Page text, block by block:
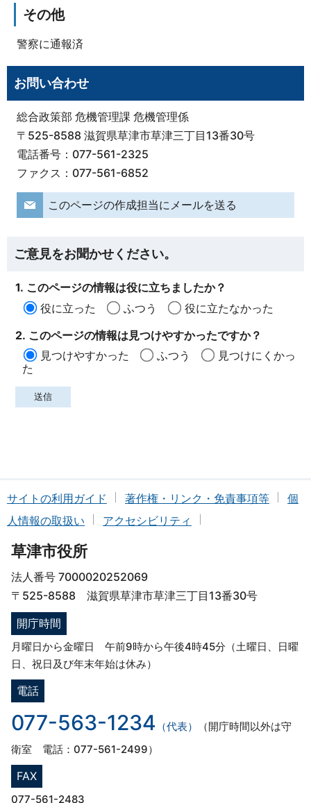
その他
警察に通報済
お問い合わせ
総合政策部 危機管理課 危機管理係
〒525-8588 滋賀県草津市草津三丁目13番30号
電話番号：077-561-2325
ファクス：077-561-6852
このページの作成担当にメールを送る
ご意見をお聞かせください。
1. このページの情報は役に立ちましたか？
役に立った
ふつう
役に立たなかった
2. このページの情報は見つけやすかったですか？
見つけやすかった
ふつう
見つけにくかっ
た
サイトの利用ガイド 著作権・リンク・免責事項等
個
人情報の取扱い
アクセシビリティ
草津市役所
法人番号 7000020252069
〒525-8588 滋賀県草津市草津三丁目13番30号
開庁時間
月曜日から金曜日 午前9時から午後4時45分（土曜日、日曜
日、祝日及び年末年始は休み）
電話
077-563-1234 （代表）
（開庁時間以外は守
衛室 電話：077-561-2499）
FAX
077-561-2483